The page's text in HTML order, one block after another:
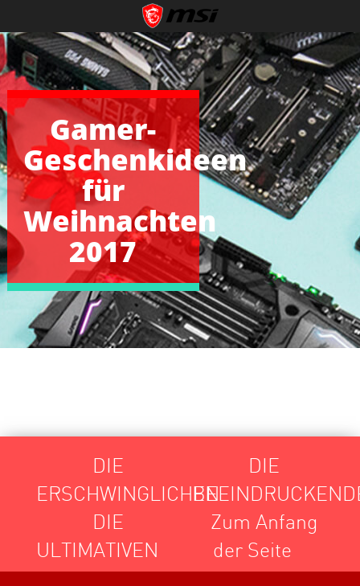
Gamer-
Geschenkideen
für
Weihnachten
2017
DIE
ERSCHWINGLICHEN
DIE
DIE
ULTIMATIVEN
Zum Anfang
der Seite